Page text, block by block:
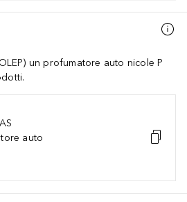
un profumatore auto nicole P
auto